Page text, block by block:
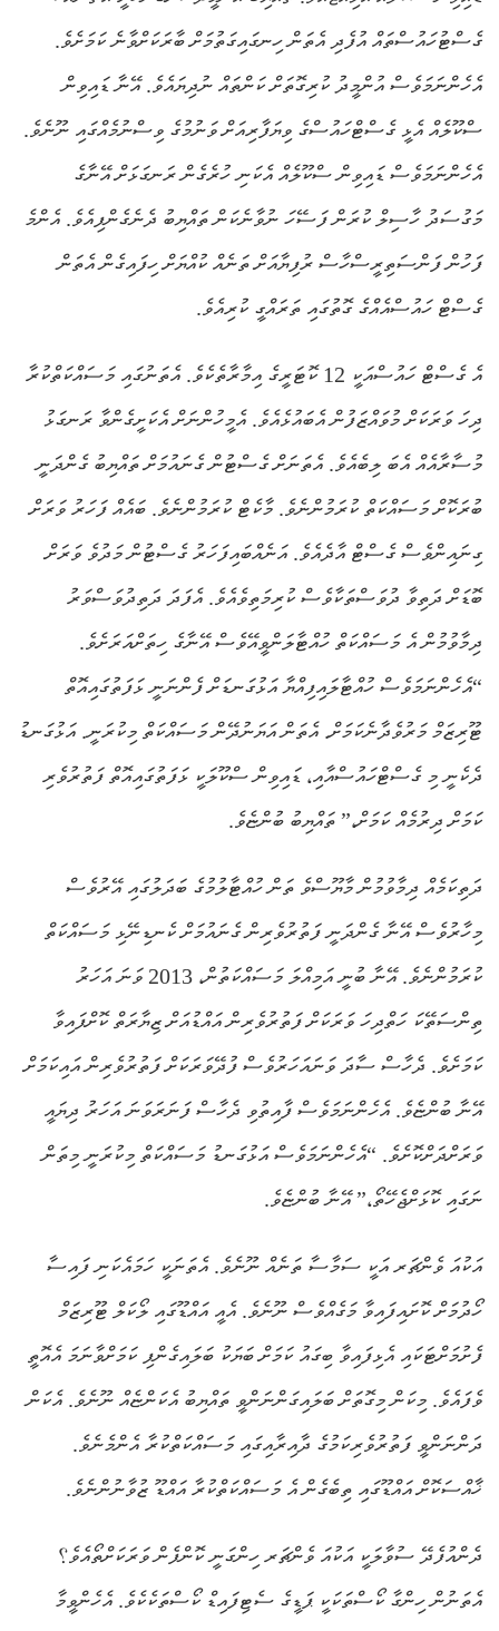
ގެސްޓުހައުސްތައް އުފެދި އެތަން ހިނގައިގަތުމަށް ބާރަކަށްވާނެ ކަމަށެވެ.
އެހެންނަމަވެސް އުންމީދު ކުރިގޮތަށް ކަންތައް ނުދިޔައެވެ. އޭނާ ޑައިވިން
ސްކޫލެއް އެޅީ ގެސްޓްހައުސްގެ ވިޔަފާރިއަށް ވަނުމުގެ ވިސްނުމެއްގައި ނޫނެވެ.
އެހެންނަމަވެސް ޑައިވިން ސްކޫލެއް އެކަނި ހުރެގެން ރަނގަޅަށް އޭނާގެ
މަގުސަދު ހާސިލް ކުރަން ފަސޭހަ ނުވާނެކަން ތައްޔިބު ދެނެގެންފިއެވެ. އެންމެ
ފަހުން ފަންސަތިރީސްހާސް ރުފިޔާއަށް ތަނެއް ކުއްޔަށް ހިފައިގެން އެތަން
ގެސްޓް ހައުސްއެއްގެ ގޮތުގައި ތަރައްގީ ކުރިއެވެ.
އެ ގެސްޓް ހައުސްއަކީ 12 ކޮޓަރީގެ އިމާރާތެކެވެ. އެތަނުގައި މަސައްކަތްކުރާ
ދިހަ ވަރަކަށް މުވައްޒަފުން އެބައުޅެއެވެ. އެމީހުންނަށް އެކަށީގެންވާ ރަނގަޅު
މުސާރާއެއް އެބަ ލިބެއެވެ. އެތަނަށް ގެސްޓުން ގެނައުމަށް ތައްޔިބު ގެންދަނީ
ބުރަކޮށް މަސައްކަތް ކުރަމުންނެވެ. މާކެޓް ކުރަމުންނެވެ. ބައެއް ފަހަރު ވަރަށް
ގިނައިންވެސް ގެސްޓް އާދެއެވެ. އަނެއްބައިފަހަރު ގެސްޓުން މަދުވެ ވަރަށް
ބޮޑަށް ދަތިވާ ދުވަސްތަކާވެސް ކުރިމަތިވެއެވެ. އެފަދަ ދަތިދުވަސްވަރު
ދިމާވުމުން އެ މަސައްކަތް ހުއްޓާލަންވީއޭވެސް އޭނާގެ ހިތަށްއަރަށެވެ.
“އެހެންނަމަވެސް ހުއްޓާލައިފިއްޔާ އަޅުގަނޑަށް ފެންނަނީ ޅަފަތުގައިއޮތް
ޓޫރިޒަމް މަރުވެދާނެކަމަށް. އެތަން އަޔަނުދޭން މަސައްކަތް މިކުރަނީ. އަޅުގަނޑު
ދެކެނީ މި ގެސްޓްހައުސްއާއި، ޑައިވިން ސްކޫލަކީ ޅަފަތުގައިއޮތް ފަތުރުވެރި
ކަމަށް ދިރުމެއް ކަމަށް،” ތައްޔިބު ބުންޏެވެ.
ދަތިކަމެއް ދިމާވުމުން މާޔޫސްވެ ތަން ހުއްޓާލުމުގެ ބަދަލުގައި އޭރުވެސް
މިހާރުވެސް އޭނާ ގެންދަނީ ފަތުރުވެރިން ގެނައުމަށް ކެނޑިނޭޅި މަސައްކަތް
ކުރަމުންނެވެ. އޭނާ ބުނީ އަމިއްލަ މަސައްކަތުން، 2013 ވަނަ އަހަރު
ތިންސަތޭކަ ހަތްދިހަ ވަރަކަށް ފަތުރުވެރިން އައްޑުއަށް ޒިޔާރަތް ކޮށްފައިވާ
ކަމަށެވެ. ދެހާސް ސާދަ ވަނައަހަރުވެސް ފުދޭވަރަކަށް ފަތުރުވެރިން އައިކަމަށް
އޭނާ ބުންޏެވެ. އެހެންނަމަވެސް ފާއިތުވި ދެހާސް ފަނަރަވަނަ އަހަރު ދިޔައީ
ވަރަށްދަށްކޮށެވެ. “އެހެންނަމަވެސް އަޅުގަނޑު މަސައްކަތް މިކުރަނީ މިތަން
ނަގައި ކޮޅަށްޖެހޭތޯ،” އޭނާ ބުންޏެވެ.
އަކުއަ ވެންޗަރ އަކީ ސަމާސާ ތަނެއް ނޫނެވެ. އެތަނަކީ ހަމައެކަނި ފައިސާ
ހޯދުމަށް ކޮށައިފައިވާ މަގެއްވެސް ނޫނެވެ. އެއީ އައްޑޫގައި ލޯކަލް ޓޫރިޒަމް
ފެށުމަށްޓަކައި އެޅިފައިވާ ބިގައު ކަމަށް ބަޔަކު ބަލައިގެންފި ކަމަށްވާނަމަ އެއޮތީ
ވެފައެވެ. މިކަން މިގޮތަށް ބަލައިގަންނަންވީ ތައްޔިބު އެކަންޏެއް ނޫނެވެ. އެކަން
ދަންނަންވީ ފަތުރުވެރިކަމުގެ ދާއިރާއިގައި މަސައްކަތްކުރާ އެންމެނެވެ.
ޚާއްސަކޮށް އައްޑޫގައި ތިބެގެން އެ މަސައްކަތްކުރާ އައްޑޫ ޒުވާނުންނެވެ.
ދެންއުފެދޭ ސުވާލަކީ އަކުއަ ވެންޗަރ ހިންގަނީ ކޮންފެން ވަރަކަށްތޯއެވެ؟
އެތަނުން ހިންގާ ކޯސްތަކަކީ ޕަޑީގެ ސެޓިފައިޑް ކޯސްތަކެކެވެ. އެހެންވީމާ